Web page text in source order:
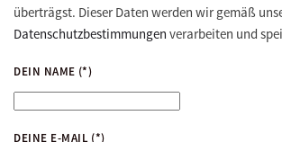
überträgst. Dieser Daten werden wir gemäß
Datenschutzbestimmungen verarbeiten und
DEIN NAME (*)
DEINE E-MAIL (*)